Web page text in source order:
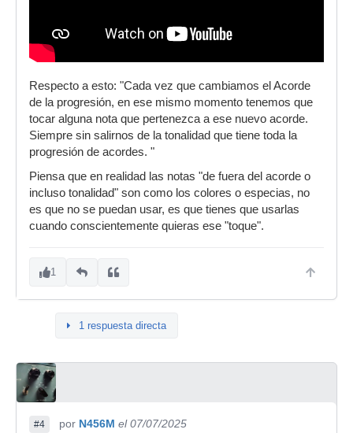
Respecto a esto: "Cada vez que cambiamos el Acorde
de la progresión, en ese mismo momento tenemos que
tocar alguna nota que pertenezca a ese nuevo acorde.
Siempre sin salirnos de la tonalidad que tiene toda la
progresión de acordes. "
Piensa que en realidad las notas "de fuera del acorde o
incluso tonalidad" son como los colores o especias, no
es que no se puedan usar, es que tienes que usarlas
cuando conscientemente quieras ese "toque".
1
1 respuesta directa
#4 por N456M el 07/07/2025